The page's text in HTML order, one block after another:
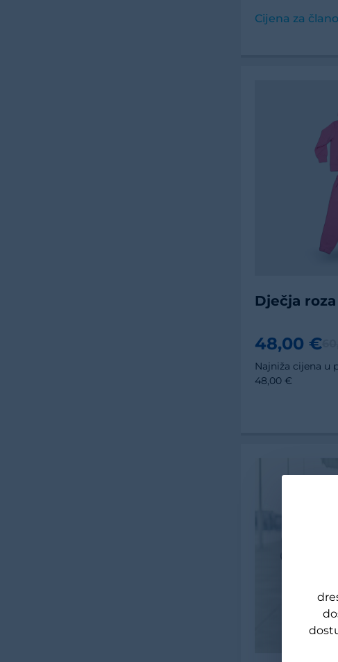
Cijena za
Dječja
48,00 €
Najniža cijena u
48,00 €